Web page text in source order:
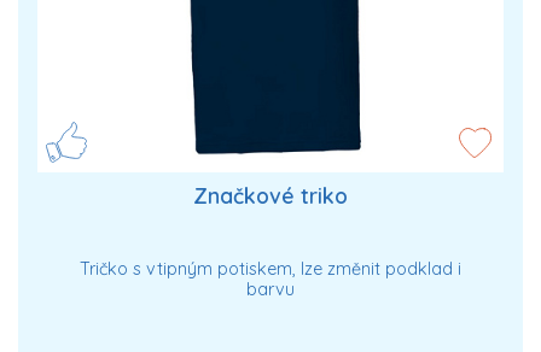
Značkové triko
Tričko s vtipným potiskem, lze změnit podklad i
barvu